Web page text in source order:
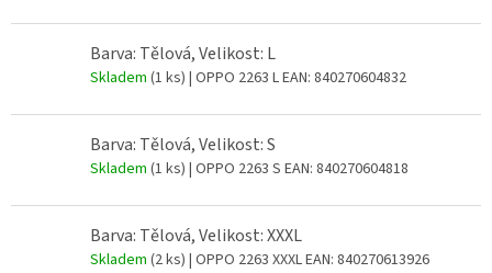
Barva: Tělová, Velikost: L
Skladem (1 ks) | OPPO 2263 LEAN: 840270604832
Barva: Tělová, Velikost: S
Skladem (1 ks) | OPPO 2263 S EAN: 840270604818
Barva: Tělová, Velikost: XXXL
Skladem (2 ks) | OPPO 2263 XXXLEAN: 840270613926